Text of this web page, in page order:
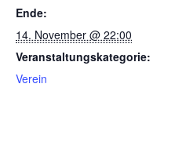
Ende:
14. November @ 22:00
Veranstaltungskategorie:
Verein